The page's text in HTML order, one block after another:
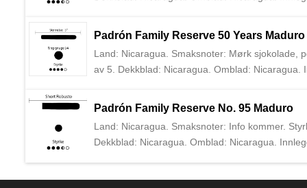
importere Padrón sigarer til Europa.
Land: Nicaragua. Smaksnoter: Mørk sjokolade,
av 5. Dekkblad: Nicaragua. Omblad: Nicaragua.
å importere Padrón sigarer til Europa.
Padrón Family Reserve 50 Years Maduro
Land: Nicaragua. Smaksnoter: Info kommer.
Dekkblad: Nicaragua. Omblad: Nicaragua.
Padrón Family Reserve No. 95 Maduro